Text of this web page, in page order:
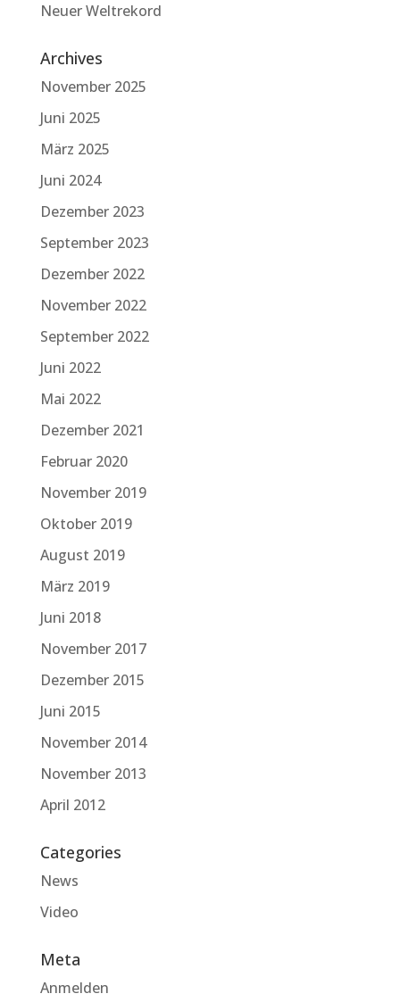
Neuer Weltrekord
Archives
November 2025
Juni 2025
März 2025
Juni 2024
Dezember 2023
September 2023
Dezember 2022
November 2022
September 2022
Juni 2022
Mai 2022
Dezember 2021
Februar 2020
November 2019
Oktober 2019
August 2019
März 2019
Juni 2018
November 2017
Dezember 2015
Juni 2015
November 2014
November 2013
April 2012
Categories
News
Video
Meta
Anmelden